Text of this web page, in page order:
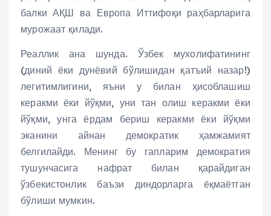
балки АҚШ ва Европа Иттифоқи раҳбарларига
мурожаат қилади.
Реаллик ана шунда. Ўзбек мухолифатининг
(диний ёки дунёвий бўлишидан қатъий назар!)
легитимлигини, яъни у билан ҳисоблашиш
керакми ёки йўқми, уни тан олиш керакми ёки
йўқми, унга ёрдам бериш керакми ёки йўқми
эканини айнан демократик ҳамжамият
белгилайди. Менинг бу гапларим демократия
тушунчасига нафрат билан қарайдиган
ўзбекистонлик баъзи диндорларга ёқмаётган
бўлиши мумкин.